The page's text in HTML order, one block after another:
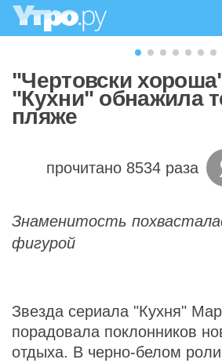
"Чертовски
"Кухни" обнажила
пляже
прочитано 8534 раза
Знаменитость
фигурой
Звезда сериала "Кухня"
порадовала поклонников
отдыха. В черно-белом